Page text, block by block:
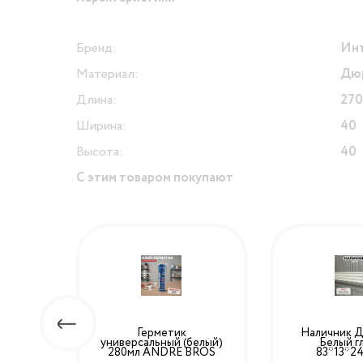
Бренд:
Материал:
Длина:
Ширина:
40
Высота:
40
С этим товаром покупают
Герметик
универсальный (белый)
280мл ANDRE BROS
Наличник
Белый